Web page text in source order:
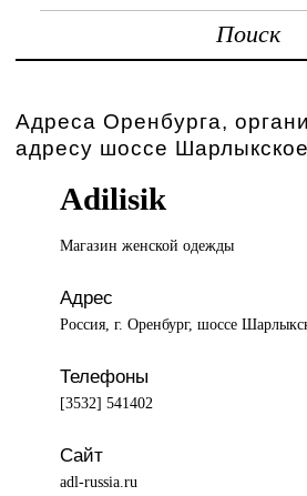
Поиск
Адреса Оренбурга,
адресу шоссе
Adilisik
Магазин женскойодежды
Адрес
Россия, г. Оренбург, шоссе
Телефоны
[3532] 541402
Сайт
adl-russia.ru